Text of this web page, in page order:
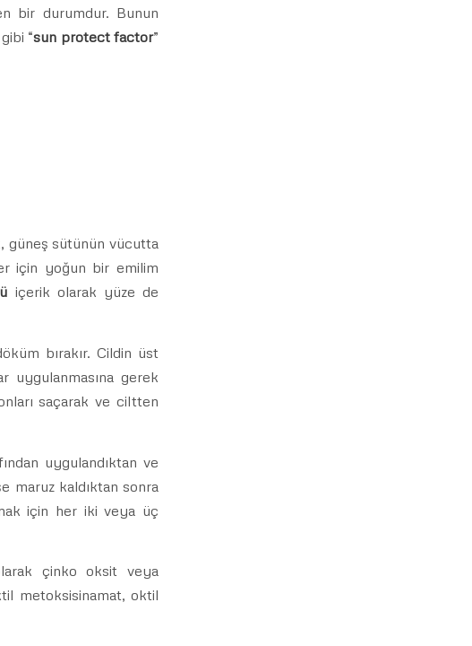
bir durumdur. Bunun
gibi “sun protect factor”
güneş sütünün vücutta
için yoğun bir emilim
içerik olarak yüze de
bırakır. Cildin üst
uygulanmasına gerek
saçarak ve ciltten
uygulandıktan ve
maruz kaldıktan sonra
için her iki veya üç
çinko oksit veya
metoksisinamat, oktil